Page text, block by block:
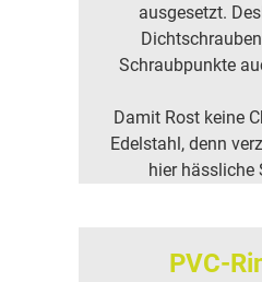
ausgesetzt.
Schraubpunkte
Damit Rost keine
Edelstahl, denn
hier hässliche
PVC-